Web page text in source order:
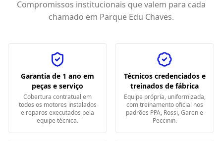
Compromissos institucionais que valem para cada
chamado em Parque Edu Chaves.
Garantia de 1 ano em
peças e serviço
Cobertura contratual em
todos os motores instalados
e reparos executados pela
equipe técnica.
Técnicos credenciados e
treinados de fábrica
Equipe própria, uniformizada,
com treinamento oficial nos
padrões PPA, Rossi, Garen e
Peccinin.